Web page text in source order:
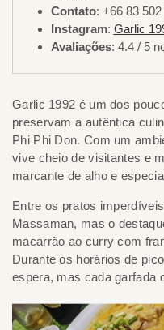
Contato: +66 83 502
Instagram: Garlic
Avaliações: 4.4 / 5
Garlic 1992 é um dos
preservam a autêntica
Phi Phi Don. Com um
vive cheio de visitantes e
marcante de alho e
Entre os pratos
Massaman, mas o
macarrão ao curry com
Durante os horários de
espera, mas cada garfada